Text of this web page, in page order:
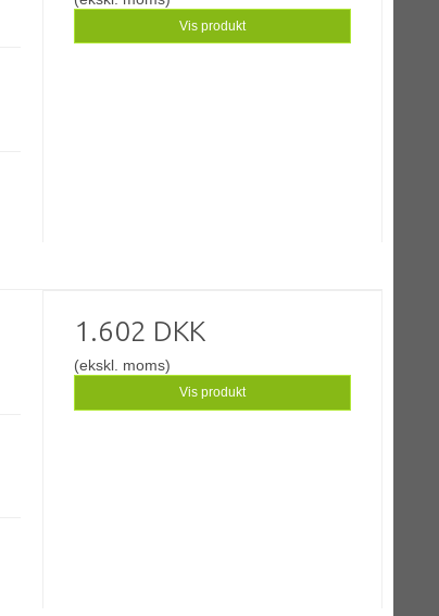
Vis produkt
1.602 DKK
(ekskl. moms)
Vis produkt